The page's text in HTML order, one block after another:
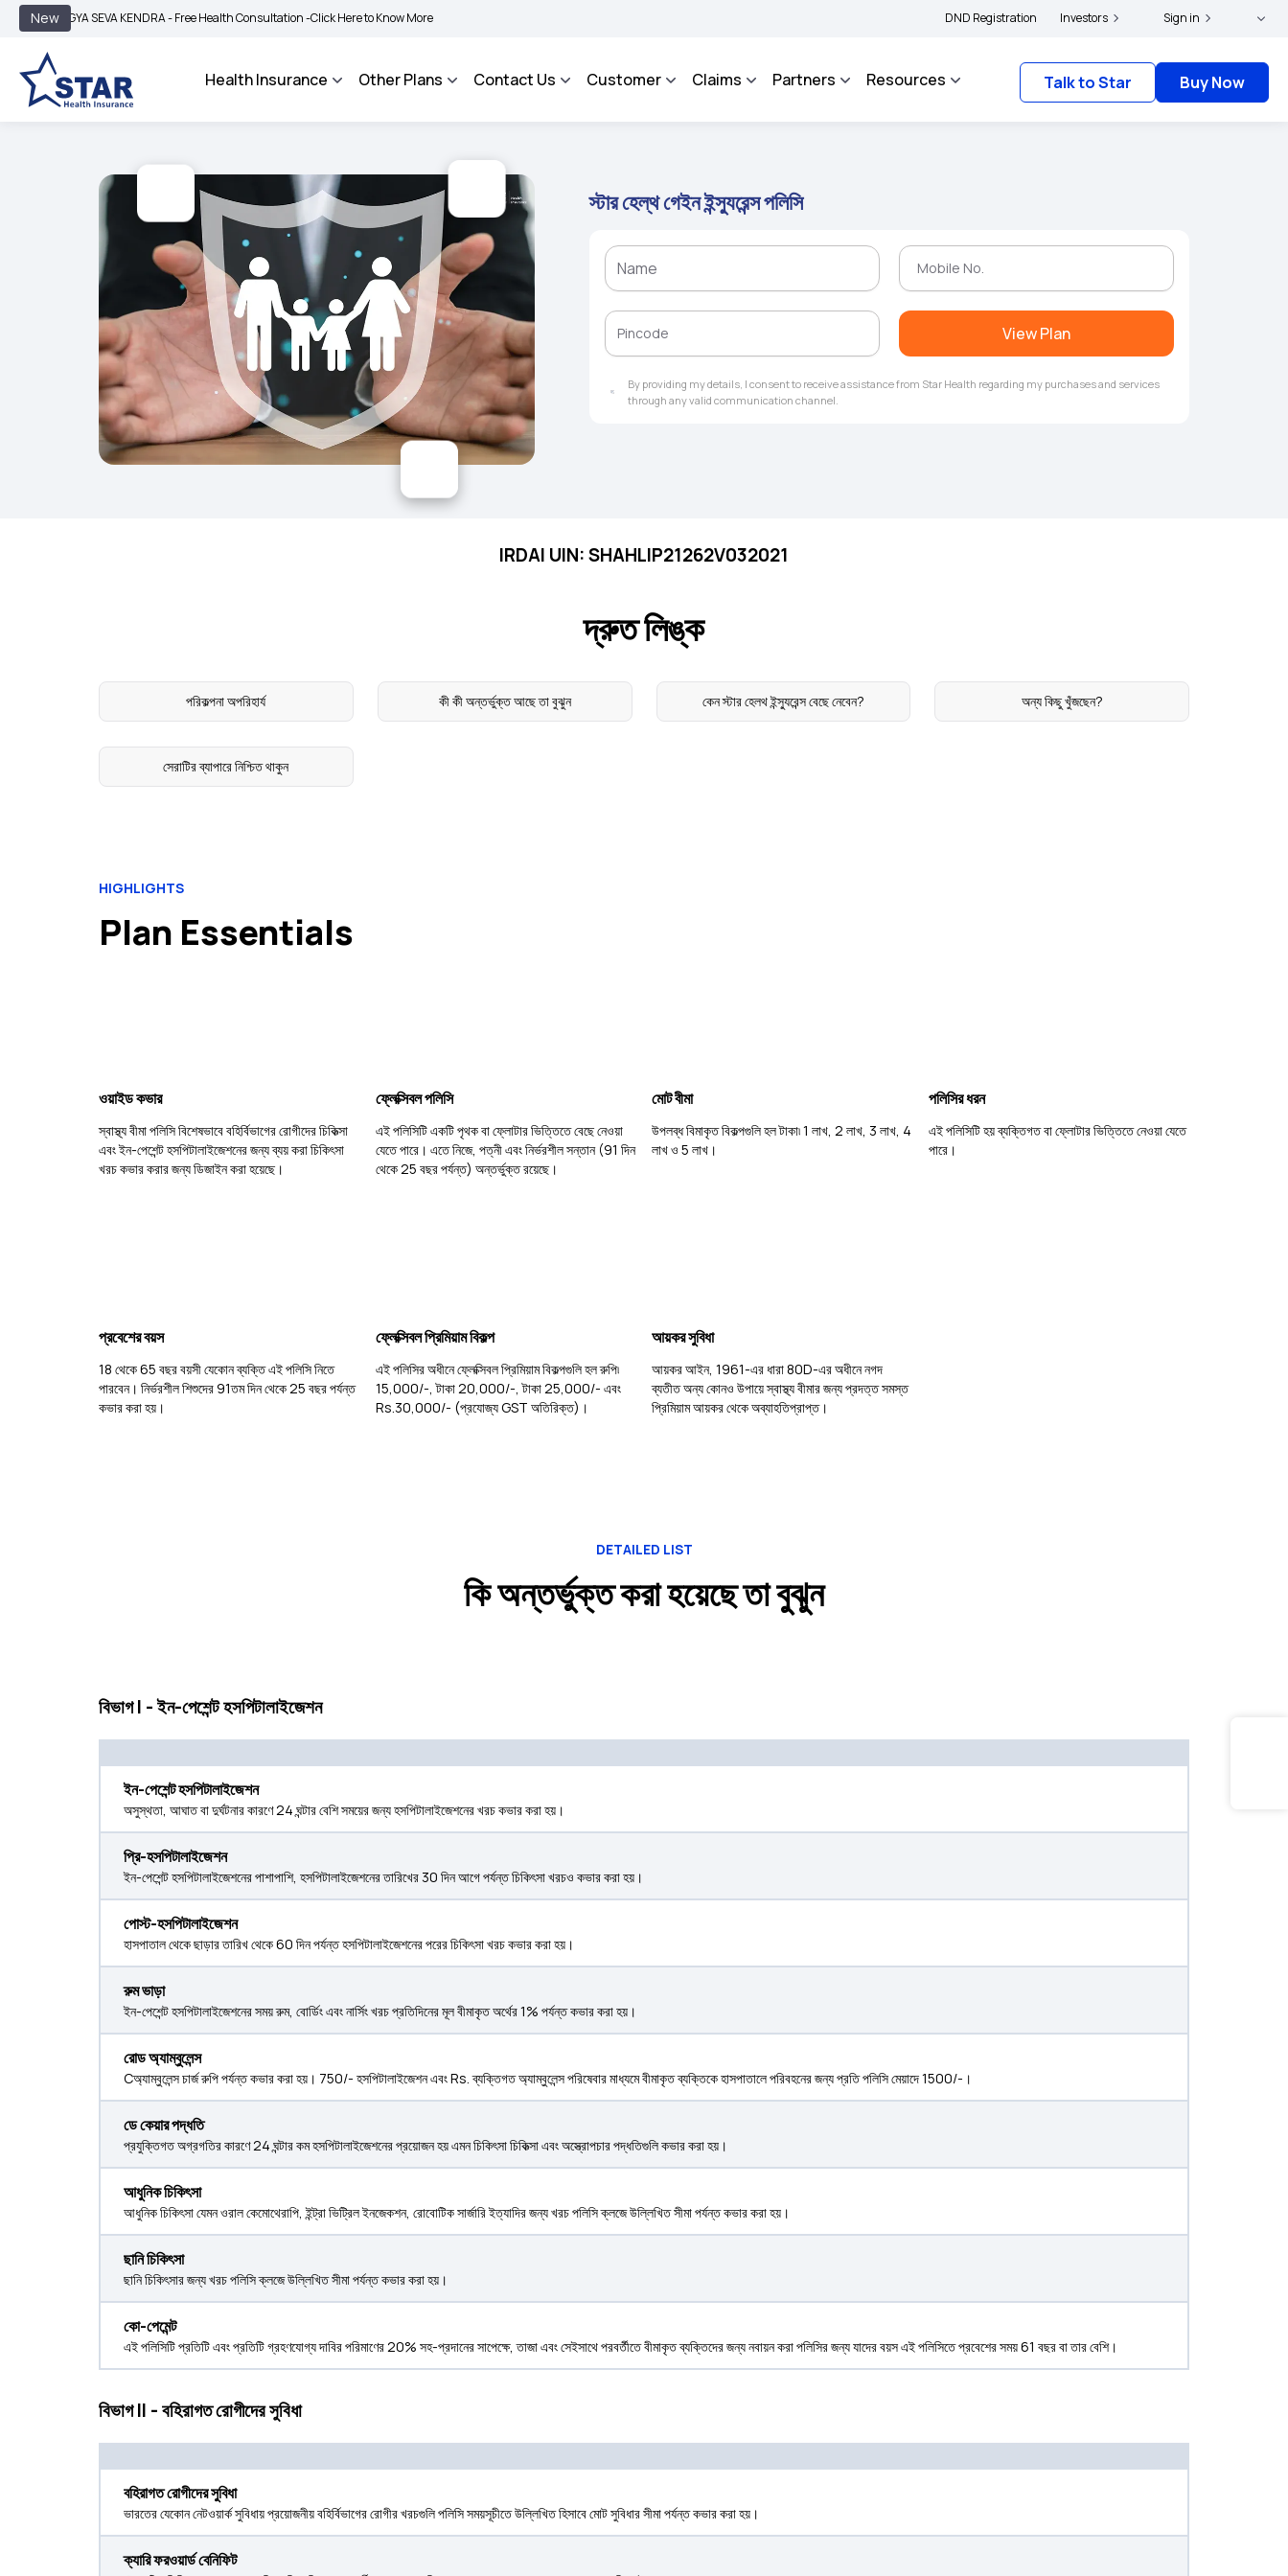
New
SEVA KENDRA - Free Health Consultation -Click Here to Know More | BIMA BHAROSA - An Integrated Grievance Management System to facilitate the policyholders and complainants to file their grievances with IRDAI - Click here to know more
DND Registration Investors Sign in
Health Insurance Other Plans Contact Us Customer Claims Partners Resources Talk to Star Buy Now
স্টার হেল্থ গেইন ইন্স্যুরেন্স পলিসি
View Plan
By providing my details, I consent to receive assistance from Star Health regarding my purchases and services
through any valid communication channel.
IRDAI UIN: SHAHLIP21262V032021
দ্রুত লিঙ্ক
পরিকল্পনা অপরিহার্য কী কী অন্তর্ভুক্ত আছে তা বুঝুন কেন স্টার হেলথ ইন্স্যুরেন্স বেছে নেবেন? অন্য কিছু খুঁজছেন?
সেরাটির ব্যাপারে নিশ্চিত থাকুন
HIGHLIGHTS
Plan Essentials
ওয়াইড কভার
স্বাস্থ্য বীমা পলিসি বিশেষভাবে বহির্বিভাগের রোগীদের চিকিত্সা
এবং ইন-পেশেন্ট হসপিটালাইজেশনের জন্য ব্যয় করা চিকিৎসা
খরচ কভার করার জন্য ডিজাইন করা হয়েছে।
ফ্লেক্সিবল পলিসি
এই পলিসিটি একটি পৃথক বা ফ্লোটার ভিত্তিতে বেছে নেওয়া
যেতে পারে। এতে নিজে, পত্নী এবং নির্ভরশীল সন্তান (91 দিন
থেকে 25 বছর পর্যন্ত) অন্তর্ভুক্ত রয়েছে।
মোট বীমা
উপলব্ধ বিমাকৃত বিকল্পগুলি হল টাকা৷ 1 লাখ, 2 লাখ, 3 লাখ, 4
লাখ ও 5 লাখ।
পলিসির ধরন
এই পলিসিটি হয় ব্যক্তিগত বা ফ্লোটার ভিত্তিতে নেওয়া যেতে
পারে।
প্রবেশের বয়স
18 থেকে 65 বছর বয়সী যেকোন ব্যক্তি এই পলিসি নিতে
পারবেন। নির্ভরশীল শিশুদের 91তম দিন থেকে 25 বছর পর্যন্ত
কভার করা হয়।
ফ্লেক্সিবল প্রিমিয়াম বিকল্প
এই পলিসির অধীনে ফ্লেক্সিবল প্রিমিয়াম বিকল্পগুলি হল রুপি৷
15,000/-, টাকা 20,000/-, টাকা 25,000/- এবং
Rs.30,000/- (প্রযোজ্য GST অতিরিক্ত)।
আয়কর সুবিধা
আয়কর আইন, 1961-এর ধারা 80D-এর অধীনে নগদ
ব্যতীত অন্য কোনও উপায়ে স্বাস্থ্য বীমার জন্য প্রদত্ত সমস্ত
প্রিমিয়াম আয়কর থেকে অব্যাহতিপ্রাপ্ত।
DETAILED LIST
কি অন্তর্ভুক্ত করা হয়েছে তা বুঝুন
বিভাগ I - ইন-পেশেন্ট হসপিটালাইজেশন
ইন-পেশেন্ট হসপিটালাইজেশন
অসুস্থতা, আঘাত বা দুর্ঘটনার কারণে 24 ঘন্টার বেশি সময়ের জন্য হসপিটালাইজেশনের খরচ কভার করা হয়।
প্রি-হসপিটালাইজেশন
ইন-পেশেন্ট হসপিটালাইজেশনের পাশাপাশি, হসপিটালাইজেশনের তারিখের 30 দিন আগে পর্যন্ত চিকিৎসা খরচও কভার করা হয়।
পোস্ট-হসপিটালাইজেশন
হাসপাতাল থেকে ছাড়ার তারিখ থেকে 60 দিন পর্যন্ত হসপিটালাইজেশনের পরের চিকিৎসা খরচ কভার করা হয়।
রুম ভাড়া
ইন-পেশেন্ট হসপিটালাইজেশনের সময় রুম, বোর্ডিং এবং নার্সিং খরচ প্রতিদিনের মূল বীমাকৃত অর্থের 1% পর্যন্ত কভার করা হয়।
রোড অ্যাম্বুলেন্স
Cঅ্যাম্বুলেন্স চার্জ রুপি পর্যন্ত কভার করা হয়। 750/- হসপিটালাইজেশন এবং Rs. ব্যক্তিগত অ্যাম্বুলেন্স পরিষেবার মাধ্যমে বীমাকৃত ব্যক্তিকে হাসপাতালে পরিবহনের জন্য প্রতি পলিসি মেয়াদে 1500/-।
ডে কেয়ার পদ্ধতি
প্রযুক্তিগত অগ্রগতির কারণে 24 ঘন্টার কম হসপিটালাইজেশনের প্রয়োজন হয় এমন চিকিৎসা চিকিত্সা এবং অস্ত্রোপচার পদ্ধতিগুলি কভার করা হয়।
আধুনিক চিকিৎসা
আধুনিক চিকিৎসা যেমন ওরাল কেমোথেরাপি, ইন্ট্রা ভিট্রিল ইনজেকশন, রোবোটিক সার্জারি ইত্যাদির জন্য খরচ পলিসি ক্লজে উল্লিখিত সীমা পর্যন্ত কভার করা হয়।
ছানি চিকিৎসা
ছানি চিকিৎসার জন্য খরচ পলিসি ক্লজে উল্লিখিত সীমা পর্যন্ত কভার করা হয়।
কো-পেমেন্ট
এই পলিসিটি প্রতিটি এবং প্রতিটি গ্রহণযোগ্য দাবির পরিমাণের 20% সহ-প্রদানের সাপেক্ষে, তাজা এবং সেইসাথে পরবর্তীতে বীমাকৃত ব্যক্তিদের জন্য নবায়ন করা পলিসির জন্য যাদের বয়স এই পলিসিতে প্রবেশের সময় 61 বছর বা তার বেশি।
বিভাগ II - বহিরাগত রোগীদের সুবিধা
বহিরাগত রোগীদের সুবিধা
ভারতের যেকোন নেটওয়ার্ক সুবিধায় প্রয়োজনীয় বহির্বিভাগের রোগীর খরচগুলি পলিসি সময়সূচীতে উল্লিখিত হিসাবে মোট সুবিধার সীমা পর্যন্ত কভার করা হয়।
ক্যারি ফরওয়ার্ড বেনিফিট